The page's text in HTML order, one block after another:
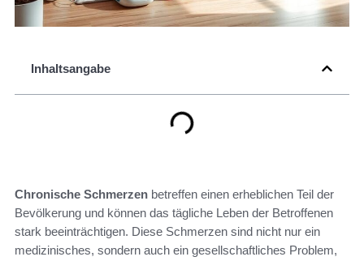
Inhaltsangabe
Chronische Schmerzen betreffen einen erheblichen Teil der
Bevölkerung und können das tägliche Leben der Betroffenen
stark beeinträchtigen. Diese Schmerzen sind nicht nur ein
medizinisches, sondern auch ein gesellschaftliches Problem,